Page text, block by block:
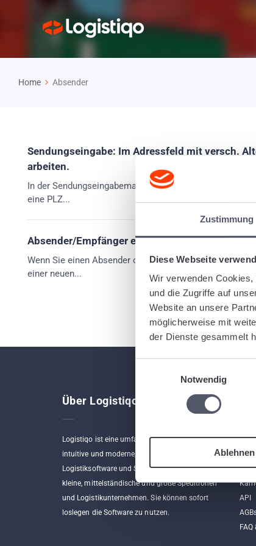
Zustimmung
Diese Webseite
Wir verwenden
und die Zugriffe auf
Website an unsere
möglicherweise mit
der Dienste gesammelt
Notwendig
Ablehnen
Home Absender
Sendungseingabe: Im Adressfeld mit versch.
arbeiten.
In der Sendungseingabemaske müssen Sie nicht
eine PLZ...
Absender/Empfänger einer Sendung beim
Wenn Sie einen Absender oder Empfänger als Standart
einer neuen...
Über Logistiqo
Logistiqo ist eine umfangreiche, aber gleichzeitig
intuitive und moderne, webbasierte
Logistiksoftware und Speditionssoftware für
kleine, mittelständische und große Speditionen
und Logistikunternehmen. Sie können sofort
loslegen die Software zu nutzen.
API
FAQ